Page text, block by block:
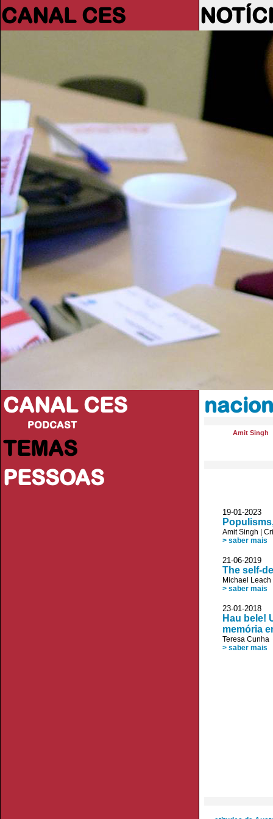
CANAL CES
CANAL CES
PODCAST
TEMAS
PESSOAS
Amit Singh
19-01-
Amit Singh
> saber mais
21-06-
The self-
Michael Leach
> saber mais
23-01-
Hau bele!
memória
Teresa Cunha
> saber mais